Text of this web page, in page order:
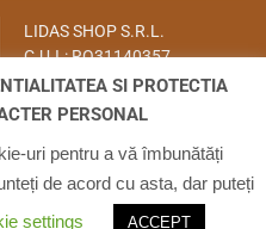
LIDAS SHOP S.R.L.
C.U.I.: RO31140357
București, Sector 1, Str. Lt.Col.
Email:lidasmag@yahoo.com
Telefon:0723.155.966
MEU
SI PROTECTIA
PERSONAL
uri pentru a vă îmbunătăți
de acord cu asta, dar puteți
settings ACCEPT